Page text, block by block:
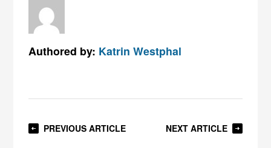
Authored by: Katrin Westphal
PREVIOUS ARTICLE NEXT ARTICLE